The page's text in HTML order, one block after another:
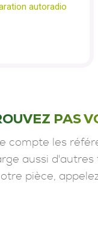
autoradio
PAS
compte les
aussi
pièce,